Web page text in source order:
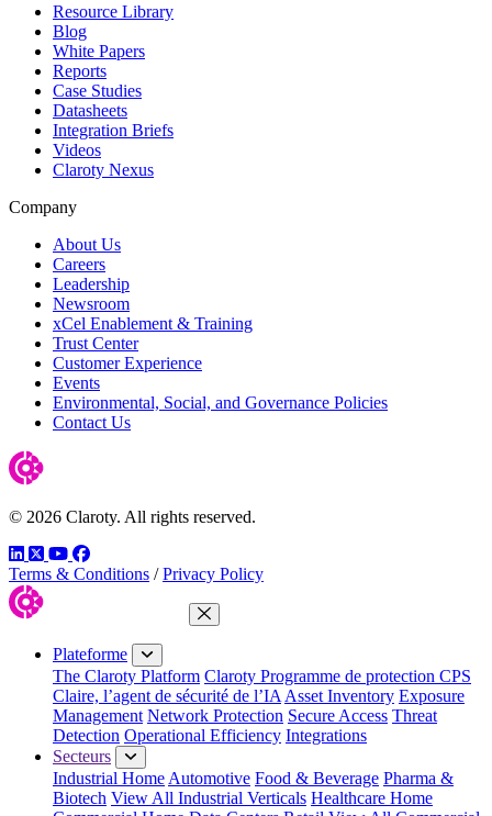
Resource Library
Blog
White Papers
Reports
Case Studies
Datasheets
Integration Briefs
Videos
Claroty Nexus
Company
About Us
Careers
Leadership
Newsroom
xCel Enablement & Training
Trust Center
Customer Experience
Events
Environmental, Social, and Governance Policies
Contact Us
© 2026 Claroty. All rights reserved.
LinkedIn
TwitterYouTube
Facebook
Terms & Conditions / Privacy Policy
Fermer le menu
Plateforme
The Claroty Platform Claroty Programme de protection CPS
Claire, l’agent de sécurité de l’IA Asset Inventory Exposure
Management Network Protection Secure Access Threat
Detection Operational Efficiency Integrations
Secteurs
Industrial Home Automotive Food & Beverage Pharma &
Biotech View All Industrial Verticals Healthcare Home